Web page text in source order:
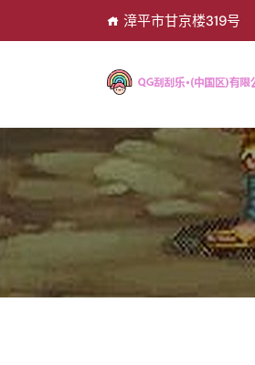
漳平市甘京楼319号